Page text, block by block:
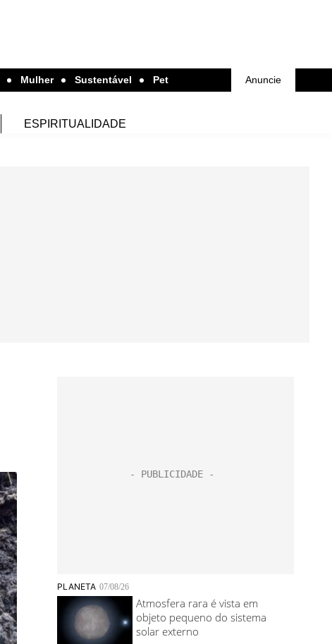
Mulher Sustentável Pet Anuncie
ESPIRITUALIDADE